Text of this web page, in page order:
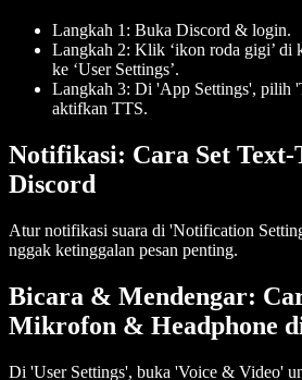
Langkah 1 : Buka Discord & login.
Langkah 2: Klik ‘ikon roda gigi’ di
ke ‘User Settings’.
Langkah 3: Di 'App Settings', pilih
aktifkan TTS.
Notifikasi: Cara Set Text-
Discord
Atur notifikasi suara di 'Notification
nggak ketinggalan pesan penting.
Bicara & Mendengar:
Mikrofon & Headphone
Di 'User Settings', buka 'Voice & Video'